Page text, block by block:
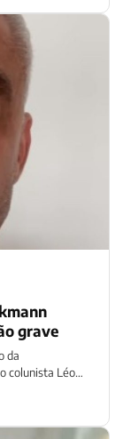
grave
da
colunista Léo